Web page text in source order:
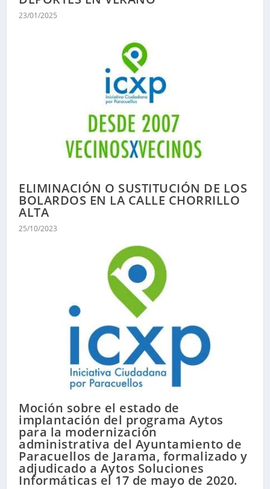
23/01/2025
ELIMINACIÓN O SUSTITUCIÓN DE LOS
BOLARDOS EN LA CALLE CHORRILLO
ALTA
25/10/2023
Moción sobre el estado de
implantación del programa Aytos
para la modernización
administrativa del Ayuntamiento de
Paracuellos de Jarama, formalizado y
adjudicado a Aytos Soluciones
Informáticas el 17 de mayo de 2020.